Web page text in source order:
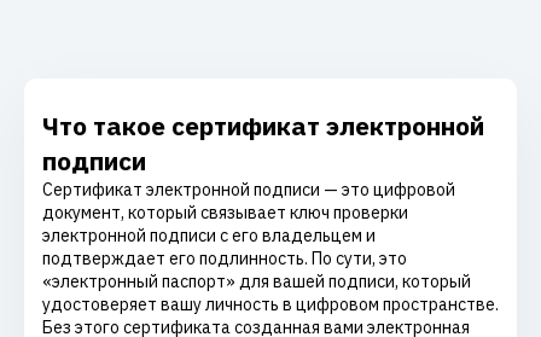
Что такое сертификат электронной
подписи
Сертификат электронной подписи — это цифровой
документ, который связывает ключ проверки
электронной подписи с его владельцем и
подтверждает его подлинность. По сути, это
«электронный паспорт» для вашей подписи, который
удостоверяет вашу личность в цифровом пространстве.
Без этого сертификата созданная вами электронная